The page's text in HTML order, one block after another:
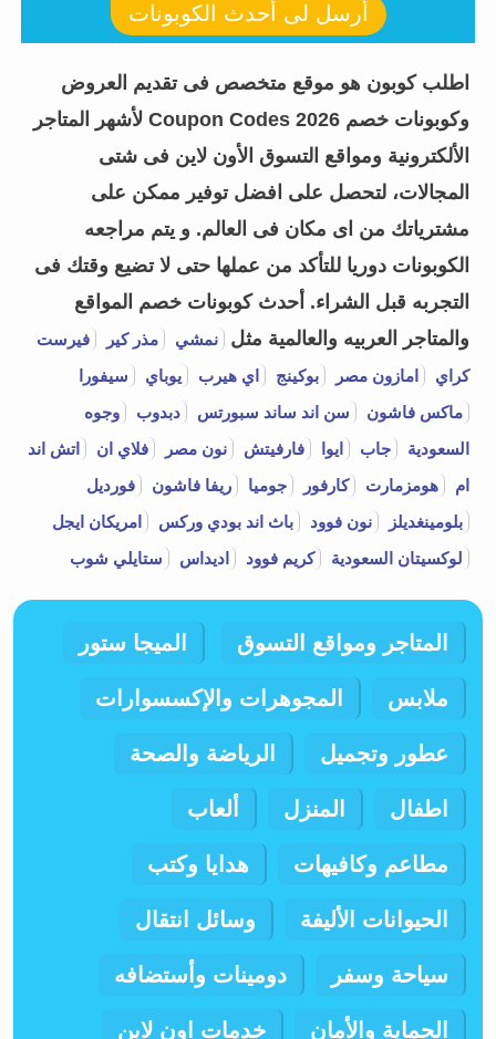
أرسل لى أحدث الكوبونات
اطلب كوبون هو موقع متخصص فى تقديم العروض
وكوبونات خصم Coupon Codes 2026 لأشهر المتاجر
الألكترونية ومواقع التسوق الأون لاين فى شتى
المجالات، لتحصل على افضل توفير ممكن على
مشترياتك من اى مكان فى العالم. و يتم مراجعه
الكوبونات دوريا للتأكد من عملها حتى لا تضيع وقتك فى
التجربه قبل الشراء. أحدث كوبونات خصم المواقع
والمتاجر العربيه والعالمية مثل
نمشي مذر كير
فيرست
كراي
امازون مصر بوكينج اي هيرب يوباي
سيفورا
ماكس فاشون
سن اند ساند سبورتس دبدوب
وجوه
السعودية
جاب ايوا فارفيتش نون مصر فلاي ان
اتش اند
ام
هومزمارت كارفور جوميا ريفا فاشون
فورديل
بلومينغديلز
نون فوود باث اند بودي وركس
امريكان ايجل
لوكسيتان السعودية
كريم فوود اديداس ستايلي شوب
المتاجر ومواقع التسوق الميجا ستور
ملابس المجوهرات والإكسسوارات
عطور وتجميل الرياضة والصحة
اطفال المنزل ألعاب
مطاعم وكافيهات هدايا وكتب
الحيوانات الأليفة وسائل انتقال
سياحة وسفر دومينات وأستضافه
الحماية والأمان خدمات اون لاين